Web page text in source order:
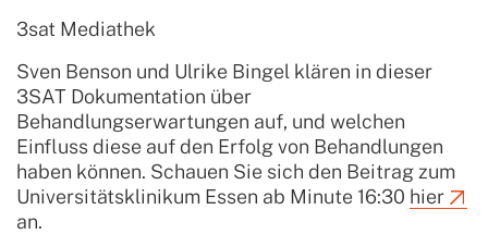
3sat Mediathek
Sven Benson und Ulrike Bingel klären in dieser
3SAT Dokumentation über
Behandlungserwartungen auf, und welchen
Einfluss diese auf den Erfolg von Behandlungen
haben können. Schauen Sie sich den Beitrag zum
Universitätsklinikum Essen ab Minute 16:30 hier
an.